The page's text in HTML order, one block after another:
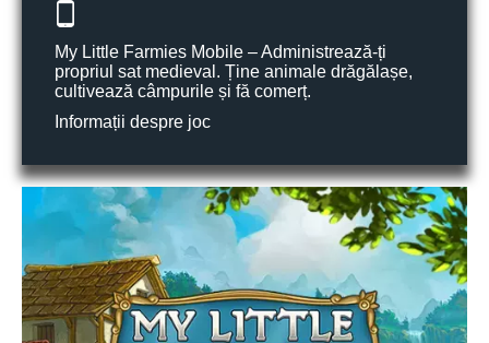
My Little Farmies Mobile – Administrează-ți
propriul sat medieval. Ține animale drăgălașe,
cultivează câmpurile și fă comerț.
Informații despre joc